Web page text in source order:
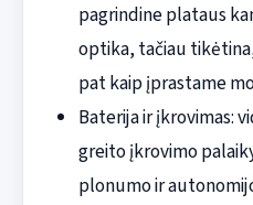
pagrindine plataus
optika, tačiau
pat kaip įprastame
Baterija ir įkrovimas:
greito įkrovimo
plonumo ir